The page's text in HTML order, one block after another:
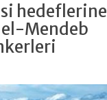
hedeflerine
el-Mendeb